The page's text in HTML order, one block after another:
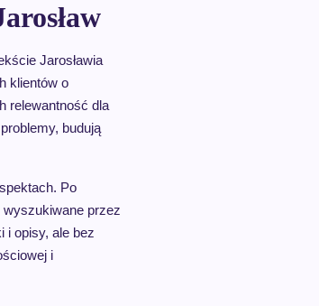
Jarosławia
klientów o
relewantność dla
budują
Po
wyszukiwane przez
i opisy, ale bez
i